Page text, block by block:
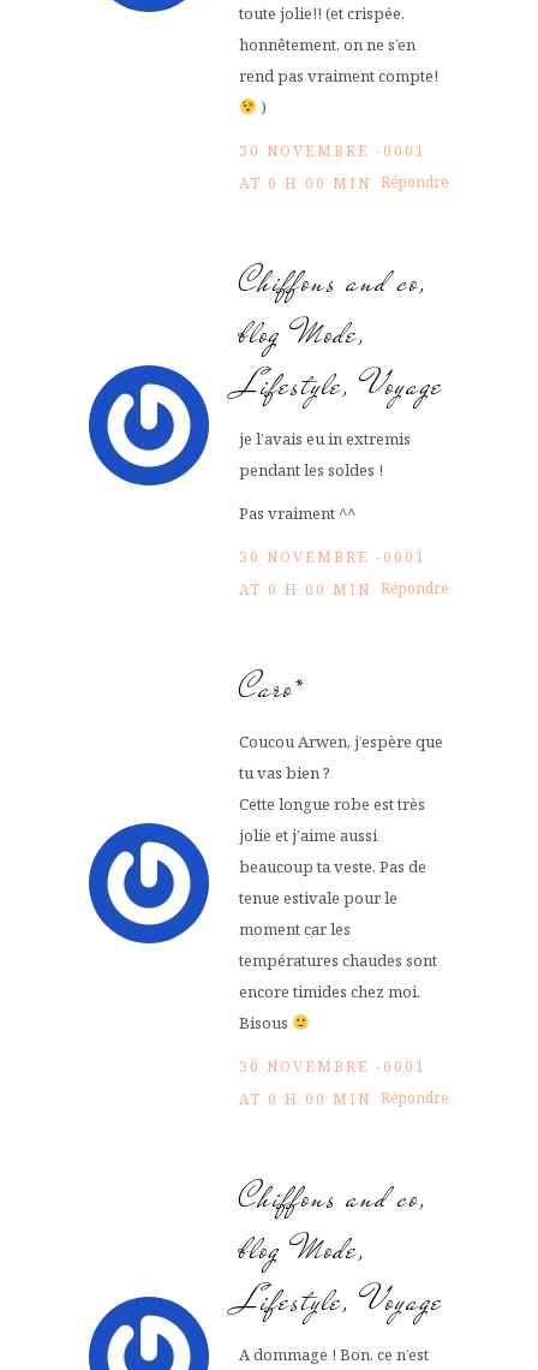
toute jolie!! (et crispée,
honnêtement, on ne s’en
rend pas vraiment compte!
)
30 NOVEMBRE -0001
AT 0 H 00 MIN Répondre
Chiffons and co,
blog Mode,
Lifestyle, Voyage
je l’avais eu in extremis
pendant les soldes !
Pas vraiment ^^
30 NOVEMBRE -0001
AT 0 H 00 MIN Répondre
Caro*
Coucou Arwen, j’espère que
tu vas bien ?
Cette longue robe est très
jolie et j’aime aussi
beaucoup ta veste. Pas de
tenue estivale pour le
moment car les
températures chaudes sont
encore timides chez moi.
Bisous
30 NOVEMBRE -0001
AT 0 H 00 MIN Répondre
Chiffons and co,
blog Mode,
Lifestyle, Voyage
A dommage ! Bon, ce n’est